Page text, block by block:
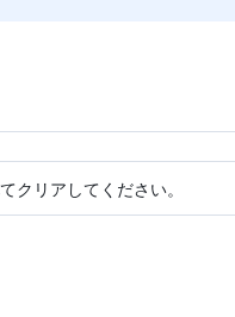
クリアしてください。